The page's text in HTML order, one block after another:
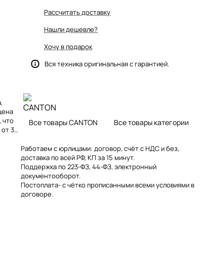
что
33
Рассчитать доставку
Нашли дешевле?
Хочу в подарок
Вся техника оригинальная с гарантией.
Все товары CANTON Все товары категории
Работаем с юрлицами: договор, счёт с НДС и без,
доставка по всей РФ, КП за 15 минут.
Поддержка по 223-ФЗ, 44-ФЗ, электронный
документооборот.
Постоплата- с чётко прописанными всеми условиями в
договоре.